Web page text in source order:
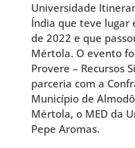
Universidade
Índia que teve lugar
de 2022 e que
Mértola. O evento
Provere – Recursos
parceria com a
Município de
Mértola, o MED da
Pepe Aromas.